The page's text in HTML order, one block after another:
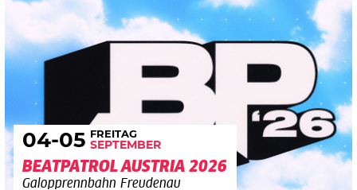
04-05 FREITAG
SEPTEMBER
BEATPATROL AUSTRIA 2026
Galopprennbahn Freudenau